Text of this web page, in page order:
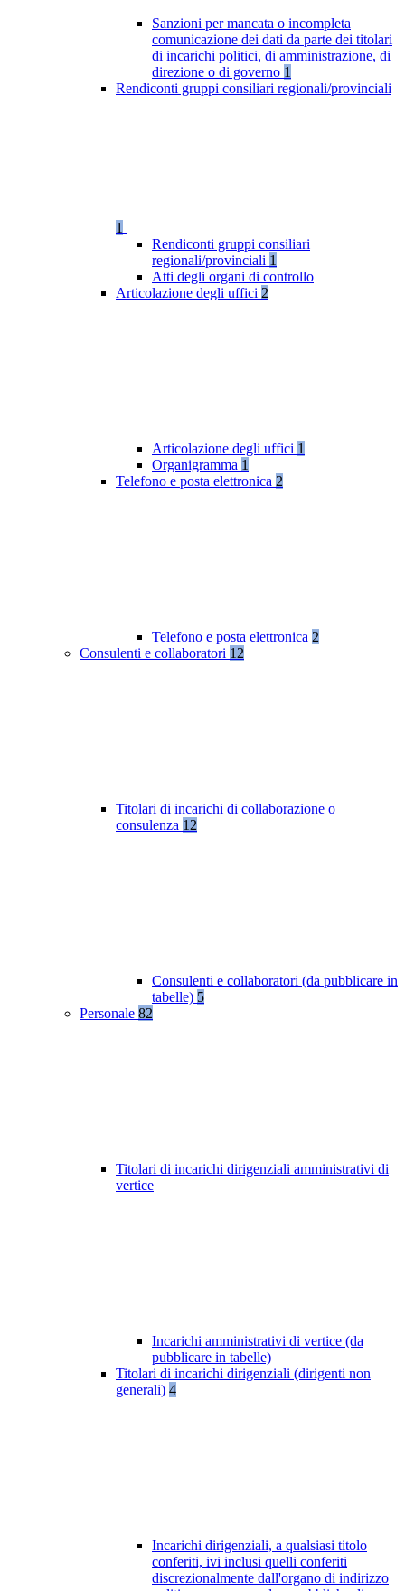
Sanzioni per mancata o incompleta
comunicazione dei dati da parte dei titolari
di incarichi politici, di amministrazione, di
direzione o di governo 1
Rendiconti gruppi consiliari regionali/provinciali
1
Rendiconti gruppi consiliari
regionali/provinciali 1
Atti degli organi di controllo
Articolazione degli uffici 2
Articolazione degli uffici 1
Organigramma 1
Telefono e posta elettronica 2
Telefono e posta elettronica 2
Consulenti e collaboratori 12
Titolari di incarichi di collaborazione o
consulenza 12
Consulenti e collaboratori (da pubblicare in
tabelle) 5
Personale 82
Titolari di incarichi dirigenziali amministrativi di
vertice
Incarichi amministrativi di vertice (da
pubblicare in tabelle)
Titolari di incarichi dirigenziali (dirigenti non
generali) 4
Incarichi dirigenziali, a qualsiasi titolo
conferiti, ivi inclusi quelli conferiti
discrezionalmente dall'organo di indirizzo